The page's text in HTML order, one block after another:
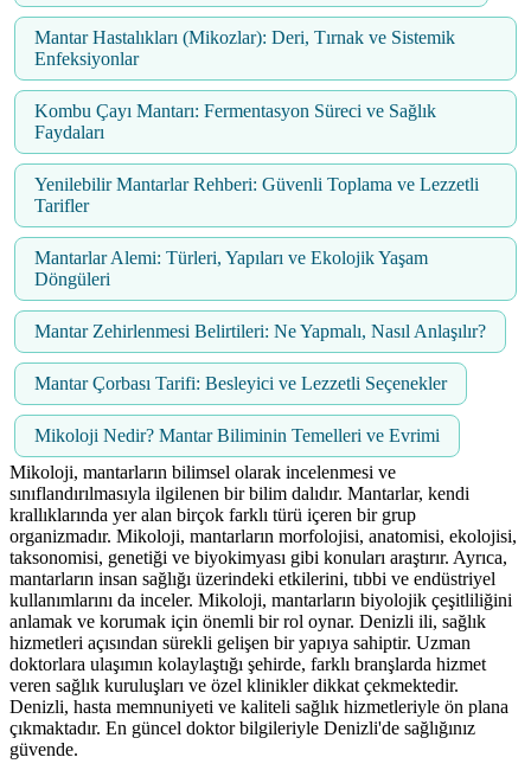
Mantar Hastalıkları (Mikozlar): Deri, Tırnak ve Sistemik
Enfeksiyonlar
Kombu Çayı Mantarı: Fermentasyon Süreci ve Sağlık
Faydaları
Yenilebilir Mantarlar Rehberi: Güvenli Toplama ve Lezzetli
Tarifler
Mantarlar Alemi: Türleri, Yapıları ve Ekolojik Yaşam
Döngüleri
Mantar Zehirlenmesi Belirtileri: Ne Yapmalı, Nasıl Anlaşılır?
Mantar Çorbası Tarifi: Besleyici ve Lezzetli Seçenekler
Mikoloji Nedir? Mantar Biliminin Temelleri ve Evrimi
Mikoloji, mantarların bilimsel olarak incelenmesi ve
sınıflandırılmasıyla ilgilenen bir bilim dalıdır. Mantarlar, kendi
krallıklarında yer alan birçok farklı türü içeren bir grup
organizmadır. Mikoloji, mantarların morfolojisi, anatomisi, ekolojisi,
taksonomisi, genetiği ve biyokimyası gibi konuları araştırır. Ayrıca,
mantarların insan sağlığı üzerindeki etkilerini, tıbbi ve endüstriyel
kullanımlarını da inceler. Mikoloji, mantarların biyolojik çeşitliliğini
anlamak ve korumak için önemli bir rol oynar. Denizli ili, sağlık
hizmetleri açısından sürekli gelişen bir yapıya sahiptir. Uzman
doktorlara ulaşımın kolaylaştığı şehirde, farklı branşlarda hizmet
veren sağlık kuruluşları ve özel klinikler dikkat çekmektedir.
Denizli, hasta memnuniyeti ve kaliteli sağlık hizmetleriyle ön plana
çıkmaktadır. En güncel doktor bilgileriyle Denizli'de sağlığınız
güvende.